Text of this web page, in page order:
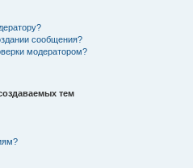
сообщения?
модератором?
тем